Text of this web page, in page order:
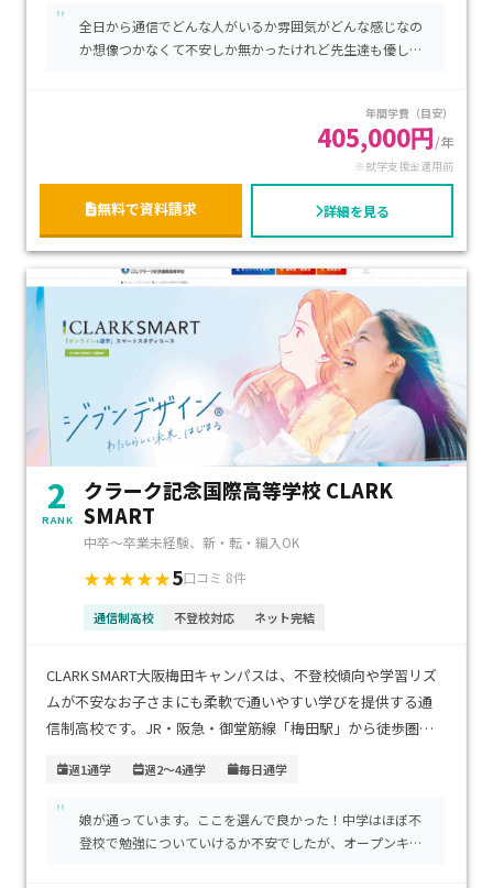
38万円からで、専門コースを選んだ場合でも就学支援金を活
用することで負担を軽減できます。自分のペースで学びたい
"
全日から通信でどんな人がいるか雰囲気がどんな感じなの
か想像つかなくて不安しか無かったけれど先生達も優しく
年間学費（目安）
405,000円/年
※就学支援金適用前
無料で資料請求 詳細を見る
2
RANK
クラーク記念国際高等学校 CLARK
SMART
中卒～卒業未経験、新・転・編入OK
★★★★★5口コミ 8件
通信制高校 不登校対応 ネット完結
CLARK SMART大阪梅田キャンパスは、不登校傾向や学習リズ
ムが不安なお子さまにも柔軟で通いやすい学びを提供する通
信制高校です。JR・阪急・御堂筋線「梅田駅」から徒歩圏で
は、オンラインと対面授業を自由に組み合わせた「スマート
スタディコース」と、キャリア探究型のPBL授業によるジブン
デザイン型学びにより、自分の興味や進路に合わせて主体的に
週1通学 週2～4通学 毎日通学
"
娘が通っています。ここを選んで良かった！中学はほぼ不
登校で勉強についていけるか不安でしたが、オープンキャ